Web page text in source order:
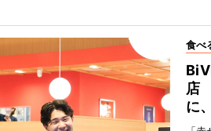
食べ
店
に